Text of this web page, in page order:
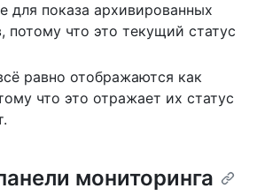
для показа архивированных
потому что это текущий статус
равно отображаются как
что это отражает их статус
мониторинга